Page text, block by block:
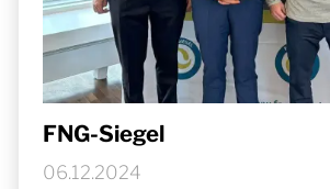
FNG-Siegel
06.12.2024